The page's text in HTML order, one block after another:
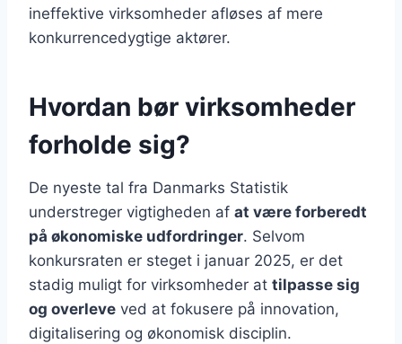
ineffektive virksomheder afløses af mere
konkurrencedygtige aktører.
Hvordan bør virksomheder
forholde sig?
De nyeste tal fra Danmarks Statistik
understreger vigtigheden af at være forberedt
på økonomiske udfordringer. Selvom
konkursraten er steget i januar 2025, er det
stadig muligt for virksomheder at tilpasse sig
og overleve ved at fokusere på innovation,
digitalisering og økonomisk disciplin.